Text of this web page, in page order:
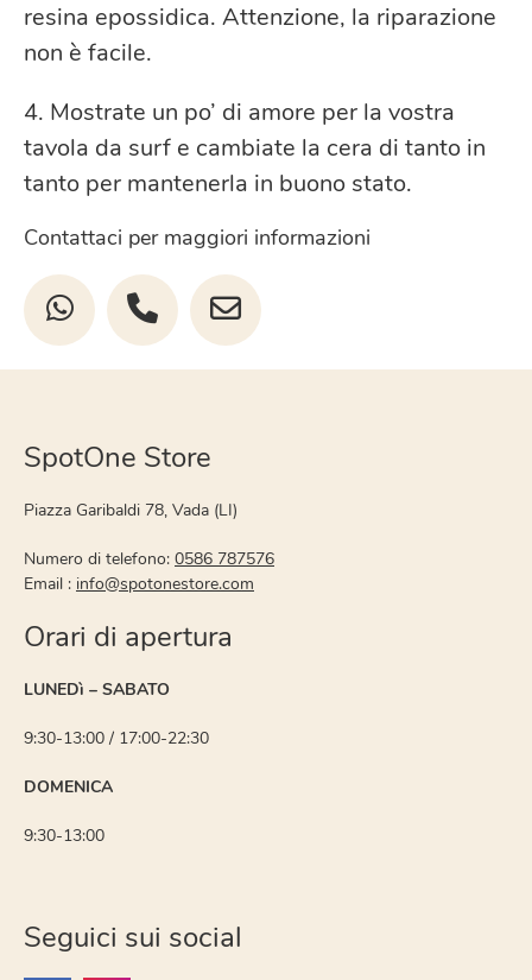
resina epossidica. Attenzione, la riparazione
non è facile.
4. Mostrate un po’ di amore per la vostra
tavola da surf e cambiate la cera di tanto in
tanto per mantenerla in buono stato.
Contattaci per maggiori informazioni
SpotOne Store
Piazza Garibaldi 78, Vada (LI)
Numero di telefono: 0586 787576
Email : info@spotonestore.com
Orari di apertura
LUNEDì – SABATO
9:30-13:00 / 17:00-22:30
DOMENICA
9:30-13:00
Seguici sui social